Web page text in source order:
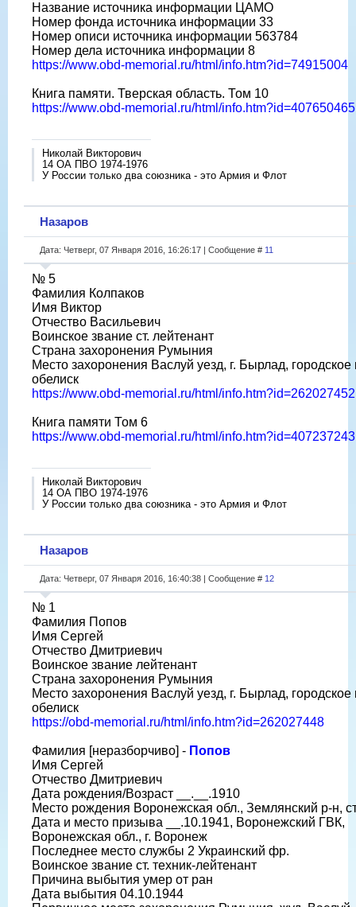
Название источника информации ЦАМО
Номер фонда источника информации 33
Номер описи источника информации 563784
Номер дела источника информации 8
https://www.obd-memorial.ru/html/info.htm?id=74915004
Книга памяти. Тверская область. Том 10
https://www.obd-memorial.ru/html/info.htm?id=407650465
Николай Викторович
14 ОА ПВО 1974-1976
У России только два союзника - это Армия и Флот
Назаров
Дата: Четверг, 07 Января 2016, 16:26:17 | Сообщение # 11
№ 5
Фамилия Колпаков
Имя Виктор
Отчество Васильевич
Воинское звание ст. лейтенант
Страна захоронения Румыния
Место захоронения Васлуй уезд, г. Бырлад,
обелиск
https://www.obd-memorial.ru/html/info.htm?id=262027452
Книга памяти Том 6
https://www.obd-memorial.ru/html/info.htm?id=407237243
Николай Викторович
14 ОА ПВО 1974-1976
У России только два союзника - это Армия и Флот
Назаров
Дата: Четверг, 07 Января 2016, 16:40:38 | Сообщение # 12
№ 1
Фамилия Попов
Имя Сергей
Отчество Дмитриевич
Воинское звание лейтенант
Страна захоронения Румыния
Место захоронения Васлуй уезд, г. Бырлад,
обелиск
https://obd-memorial.ru/html/info.htm?id=262027448
Фамилия [неразборчиво] - Попов
Имя Сергей
Отчество Дмитриевич
Дата рождения/Возраст __.__.1910
Место рождения Воронежская обл., Землянский р-н,
Дата и место призыва __.10.1941, Воронежский ГВК,
Воронежская обл., г. Воронеж
Последнее место службы 2 Украинский фр.
Воинское звание ст. техник-лейтенант
Причина выбытия умер от ран
Дата выбытия 04.10.1944